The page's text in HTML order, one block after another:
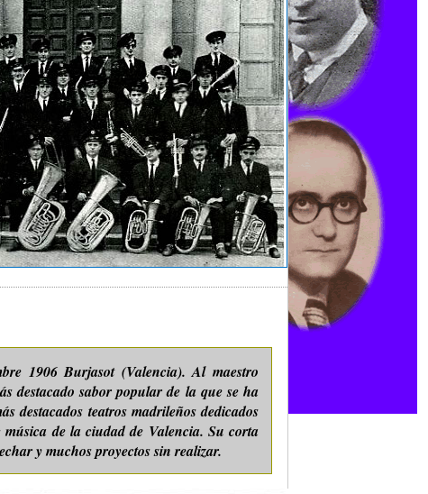
1906 Burjasot (Valencia). Al maestro
destacado sabor popular de la que se ha
destacados teatros madrileños dedicados
de la ciudad de Valencia. Su corta
y muchos proyectos sin realizar.